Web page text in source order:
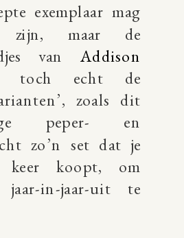
exemplaar mag
zijn, maar de
vanAddison
toch echt de
zoals dit
peper- en
zo’n set dat je
keer koopt, om
jaar-in-jaar-uit te